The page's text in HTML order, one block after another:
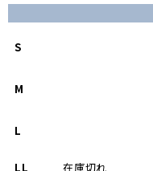
S
M
L
LL 在庫切れ